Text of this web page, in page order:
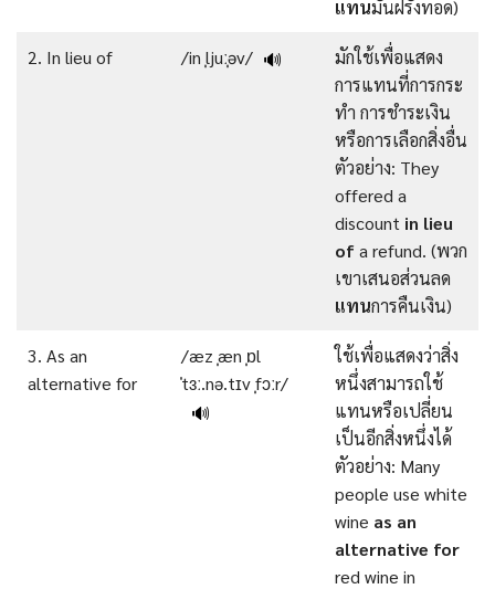
แทนมันฝรั่งทอด)
2. In lieu of /in ˌljuːˌəv/ 🔊
มักใช้เพื่อแสดง
การแทนที่การกระ
ทำ การชำระเงิน
หรือการเลือกสิ่งอื่น
ตัวอย่าง: They
offered a
discount in lieu
ofa refund. (พวก
เขาเสนอส่วนลด
แทนการคืนเงิน)
3. As an
alternative for
/æz ˌæn ˌɒl
ˈtɜː.nə.tɪv ˌfɔːr/
🔊
ใช้เพื่อแสดงว่าสิ่ง
หนึ่งสามารถใช้
แทนหรือเปลี่ยน
เป็นอีกสิ่งหนึ่งได้
ตัวอย่าง: Many
people use white
wine as an
alternative for
red wine in